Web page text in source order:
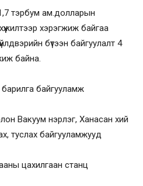
тэрбум ам.долларын
хэрэгжиж байгаа
бүтээн байгуулалт 4
байна.
байгууламж
Вакуум нэрлэг, Ханасан хий
туслах байгууламжууд
цахилгаан станц